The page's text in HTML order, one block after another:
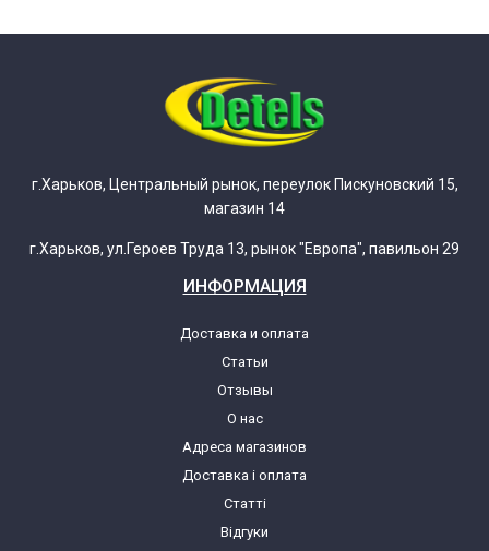
F156572 (859991565720 869991565720)
Indesit BIWMML71452UK 769991566100
Indesit BIWMML71452UK 769991566101
F156610 (859991566100 869991566100)
F102907 (859991029070 869991029070)
Indesit BWA61252WEU 61029070097
F102907 (859991029070 869991029070)
Indesit BWA61252WEU 61029070666
F102907 (859991029070 869991029070)
г.Харьков, Центральный рынок, переулок Пискуновский 15,
магазин 14
г.Харьков, ул.Героев Труда 13, рынок "Европа", павильон 29
ИНФОРМАЦИЯ
Доставка и оплата
Статьи
Отзывы
О нас
Адреса магазинов
Доставка і оплата
Статті
Відгуки